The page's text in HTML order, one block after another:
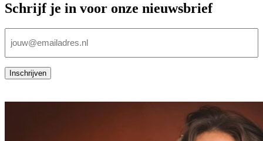
Schrijf je in voor onze nieuwsbrief
mailadres
Inschrijven